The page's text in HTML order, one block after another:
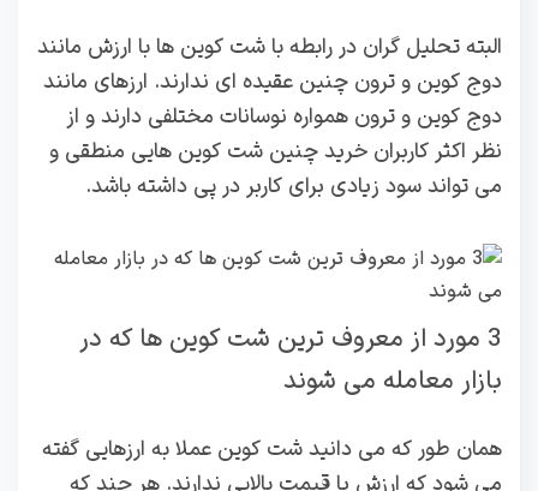
البته تحلیل گران در رابطه با شت کوین ها با ارزش مانند
دوج کوین و ترون چنین عقیده ای ندارند. ارزهای مانند
دوج کوین و ترون همواره نوسانات مختلفی دارند و از
نظر اکثر کاربران خرید چنین شت کوین هایی منطقی و
می تواند سود زیادی برای کاربر در پی داشته باشد.
3 مورد از معروف ترین شت کوین ها که در
بازار معامله می شوند
همان طور که می دانید شت کوین عملا به ارزهایی گفته
می شود که ارزش یا قیمت بالایی ندارند. هر چند که